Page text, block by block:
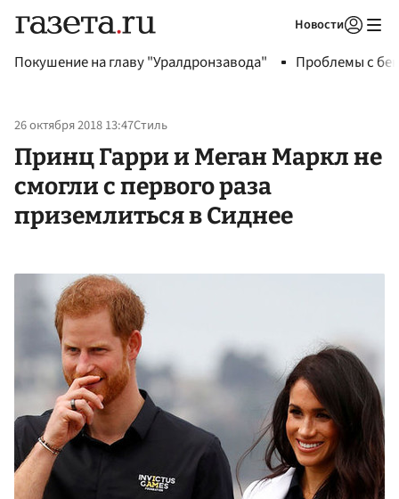
Новости
Покушение на главу "Уралдронзавода" Проблемы с
26 октября 2018 13:47Стиль
Принц Гарри и Меган Маркл не
смогли с первого раза
приземлиться в Сиднее